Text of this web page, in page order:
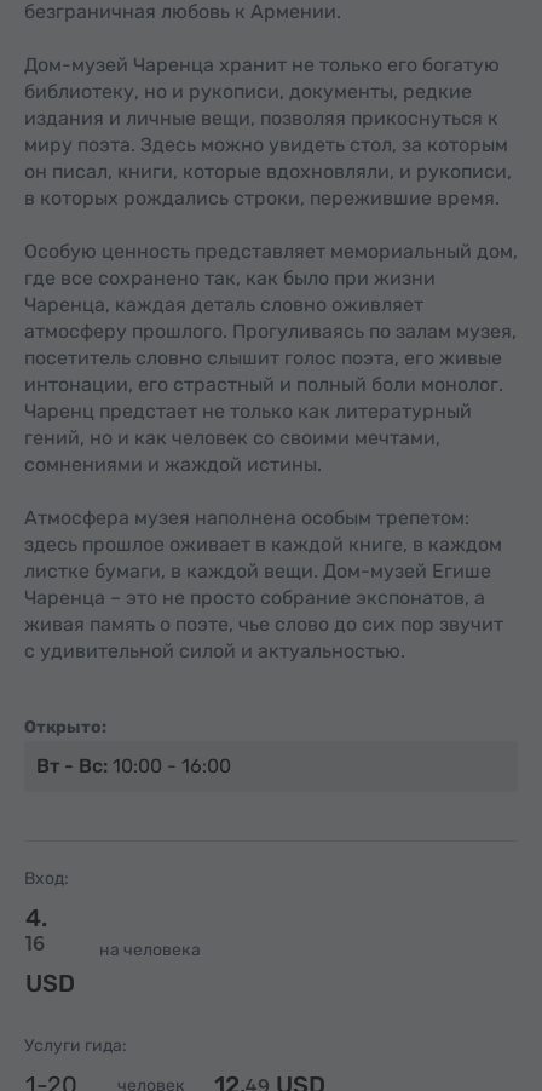
безграничная любовь к Армении.
Дом-музей Чаренца хранит не только его богатую
библиотеку, но и рукописи, документы, редкие
издания и личные вещи, позволяя прикоснуться к
миру поэта. Здесь можно увидеть стол, за которым
он писал, книги, которые вдохновляли, и рукописи,
в которых рождались строки, пережившие время.
Особую ценность представляет мемориальный дом,
где все сохранено так, как было при жизни
Чаренца, каждая деталь словно оживляет
атмосферу прошлого. Прогуливаясь по залам музея,
посетитель словно слышит голос поэта, его живые
интонации, его страстный и полный боли монолог.
Чаренц предстает не только как литературный
гений, но и как человек со своими мечтами,
сомнениями и жаждой истины.
Атмосфера музея наполнена особым трепетом:
здесь прошлое оживает в каждой книге, в каждом
листке бумаги, в каждой вещи. Дом-музей Егише
Чаренца – это не просто собрание экспонатов, а
живая память о поэте, чье слово до сих пор звучит
с удивительной силой и актуальностью.
Открыто:
Вт - Вс: 10:00 - 16:00
Вход:
4.
16
USD
на человека
Услуги гида:
человек